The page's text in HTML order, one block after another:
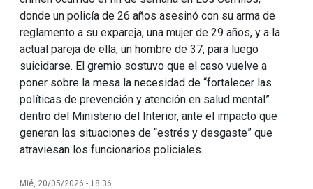
donde un policía de 26 años asesinó con su arma de
reglamento a su expareja, una mujer de 29 años, y a la
actual pareja de ella, un hombre de 37, para luego
suicidarse. El gremio sostuvo que el caso vuelve a
poner sobre la mesa la necesidad de “fortalecer las
políticas de prevención y atención en salud mental”
dentro del Ministerio del Interior, ante el impacto que
generan las situaciones de “estrés y desgaste” que
atraviesan los funcionarios policiales.
Mié, 20/05/2026 - 18:36